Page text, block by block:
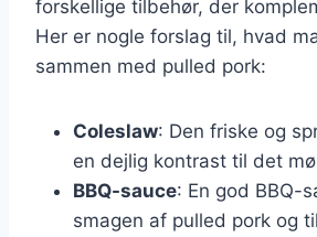
forskellige tilbehør, der
Her er nogle forslag til, hvad
sammen med pulled pork:
Coleslaw: Den friske og
en dejlig kontrast til det
BBQ-sauce: En god BBQ-
smagen af pulled pork og